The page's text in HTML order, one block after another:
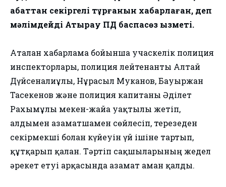
қабаттан секіргелі тұрғанын хабарлаған, деп
мәлімдейді Атырау ПД баспасөз қызметі.
Аталған хабарлама бойынша учаскелік полиция
инспекторлары, полиция лейтенанты Алтай
Дүйсенғалиұлы, Нұрасыл Муканов, Бауыржан
Тасекенов және полиция капитаны Әділет
Рахымұлы мекен-жайға уақтылы жетіп,
алдымен азаматшамен сөйлесіп, терезеден
секірмекші болған күйеуін үй ішіне тартып,
құтқарып қалған. Тәртіп сақшыларының жедел
әрекет етуі арқасында азамат аман қалды.